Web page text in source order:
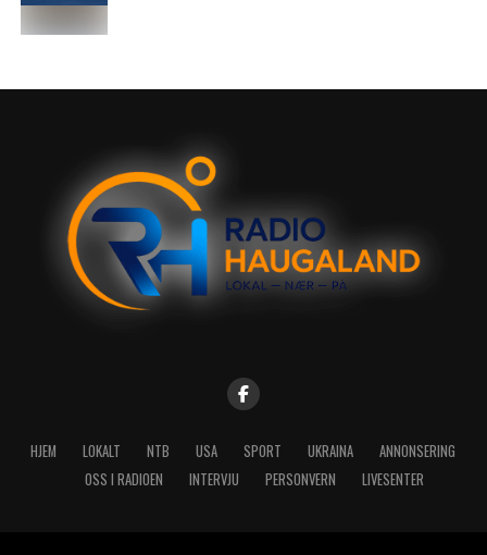
HJEM LOKALT NTB USA SPORT UKRAINA
ANNONSERING
OSS I RADIOEN
INTERVJU PERSONVERN LIVESENTER